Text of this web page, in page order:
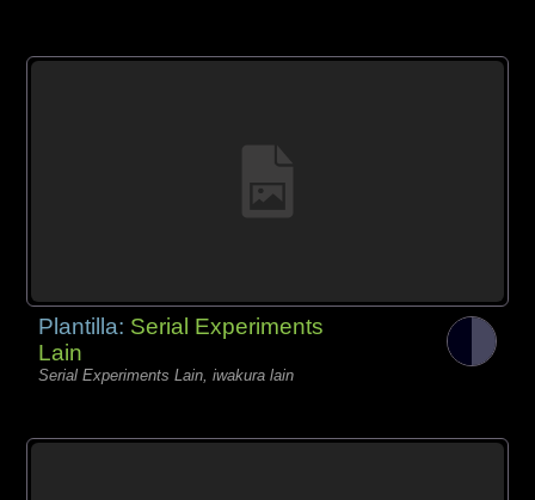
Plantilla: Serial Experiments
Lain
Serial Experiments Lain, iwakura lain